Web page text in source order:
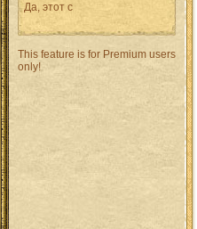
Да, этот с
This feature is for Premium users
only!